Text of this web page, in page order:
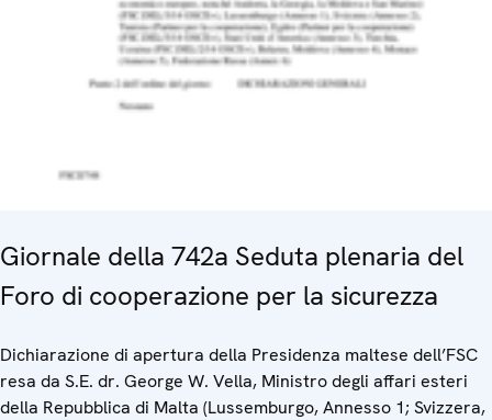
Giornale della 742a Seduta plenaria del
Foro di cooperazione per la sicurezza
Dichiarazione di apertura della Presidenza maltese dell’FSC
resa da S.E. dr. George W. Vella, Ministro degli affari esteri
della Repubblica di Malta (Lussemburgo, Annesso 1; Svizzera,